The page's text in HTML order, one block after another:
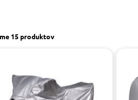
15 produktov